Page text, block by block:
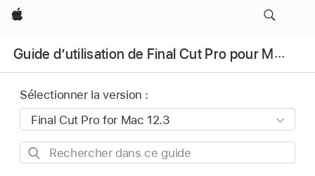
Apple
Guide d’utilisation de Final Cut Pro pour Mac
Sélectionner la version :
Rechercher